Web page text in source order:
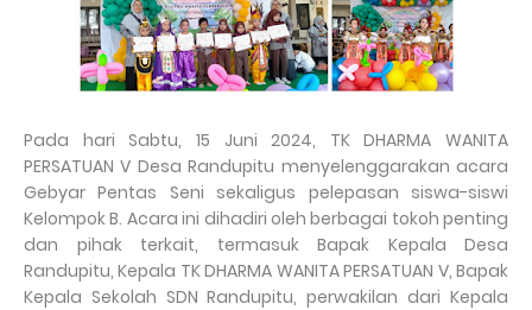
Pada hari Sabtu, 15 Juni 2024, TK DHARMA WANITA
PERSATUAN V Desa Randupitu menyelenggarakan acara
Gebyar Pentas Seni sekaligus pelepasan siswa-siswi
Kelompok B. Acara ini dihadiri oleh berbagai tokoh penting
dan pihak terkait, termasuk Bapak Kepala Desa
Randupitu, Kepala TK DHARMA WANITA PERSATUAN V, Bapak
Kepala Sekolah SDN Randupitu, perwakilan dari Kepala